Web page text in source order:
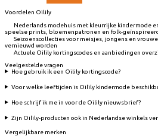
Voordelen Oilily
Nederlands modehuis met kleurrijke kindermode
speelse prints, bloemenpatronen en folk-
Seizoenscollecties voor meisjes, jongens en
vernieuwd worden
Actuele Oilily kortingscodes en aanbiedingen
Veelgestelde vragen
Hoe gebruik ik een Oilily kortingscode?
Voor welke leeftijden is Oilily kindermode
Hoe schrijf ik me in voor de Oilily nieuwsbrief?
Zijn Oilily-producten ook in Nederlandse winkels
Vergelijkbare merken